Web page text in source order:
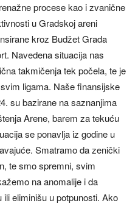
procese kao i zvanične
u Gradskoj areni
kroz Budžet Grada
Navedena situacija nas
takmičenja tek počela, te je
ligama. Naše finansijske
su bazirane na saznanjima
Arene, barem za tekuću
se ponavlja iz godine u
Smatramo da zenički
te smo spremni, svim
na anomalije i da
eliminišu u potpunosti. Ako